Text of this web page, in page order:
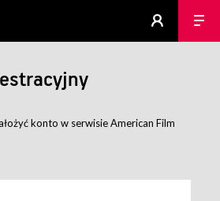
konto w serwisie American Film